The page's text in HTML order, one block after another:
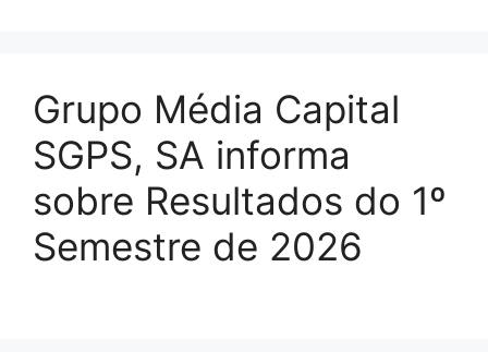
Grupo Média Capital
SGPS, SA informa
sobre Resultados do 1º
Semestre de 2026